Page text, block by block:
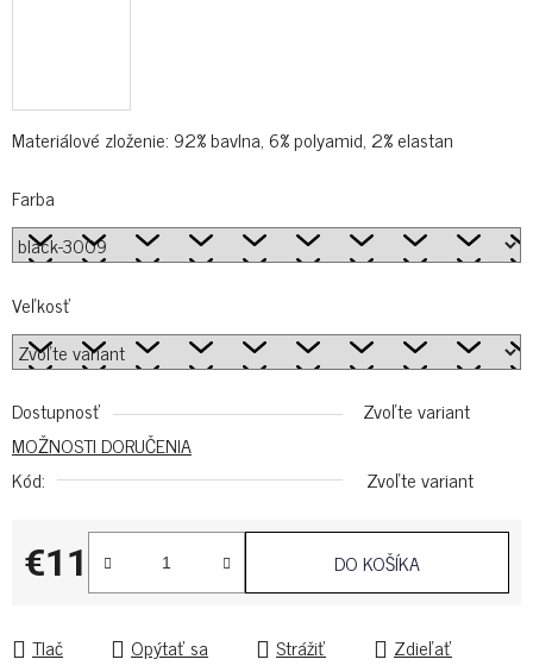
Materiálové zloženie: 92% bavlna, 6% polyamid, 2% elastan
Farba
Veľkosť
Dostupnosť
Zvoľte variant
MOŽNOSTI DORUČENIA
Kód:
Zvoľte variant
€11
Jednotková cena:
DO KOŠÍKA
Tlač Opýtať sa Strážiť Zdieľať